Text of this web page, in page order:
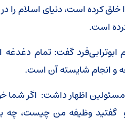
خلق کرده است، دنیای اسلام
است.
گفت: تمام دغدغه
و انجام شایسته آن است.
اظهار داشت: اگر شما
و گفتید وظیفه من چیست، چه